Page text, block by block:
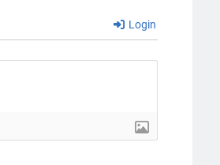
Login